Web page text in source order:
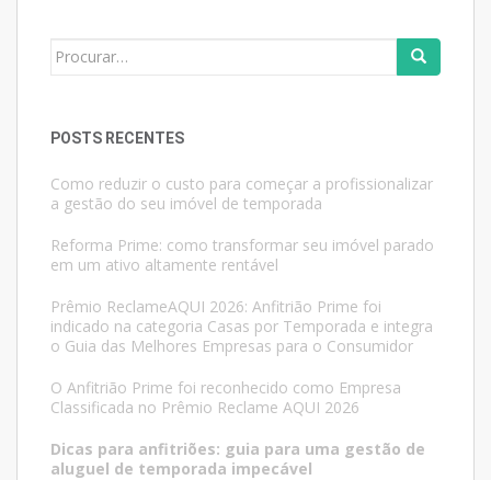
Search
POSTS RECENTES
Como reduzir o custo para começar a profissionalizar
a gestão do seu imóvel de temporada
Reforma Prime: como transformar seu imóvel parado
em um ativo altamente rentável
Prêmio ReclameAQUI 2026: Anfitrião Prime foi
indicado na categoria Casas por Temporada e integra
o Guia das Melhores Empresas para o Consumidor
O Anfitrião Prime foi reconhecido como Empresa
Classificada no Prêmio Reclame AQUI 2026
Dicas para anfitriões: guia para uma gestão de
aluguel de temporada impecável